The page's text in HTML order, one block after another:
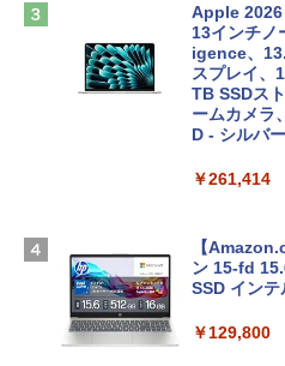
Apple
13インチ
igence、
スプレイ、
TB SSDス
ームカメラ
D - シルバー
￥261,414
【
ン 15-fd
SSD イン
￥129,800